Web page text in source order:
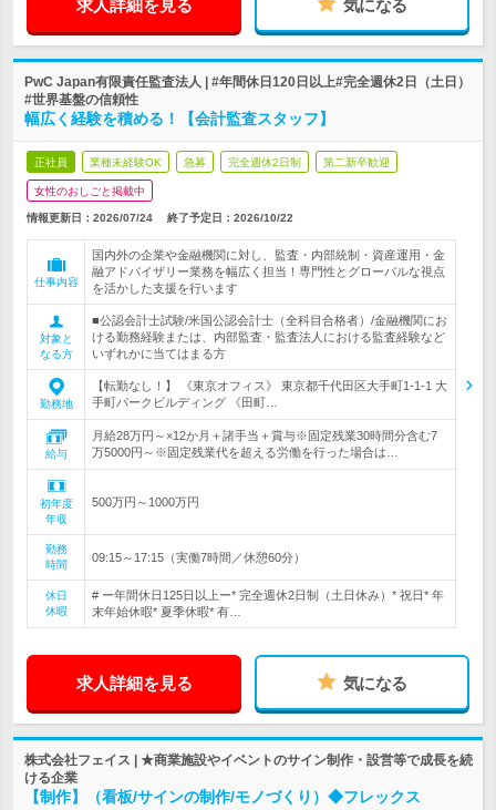
求人詳細を見る 気になる
PwC Japan有限責任監査法人 | #年間休日120日以上#完全週休2日（土日）
#世界基盤の信頼性
幅広く経験を積める！【会計監査スタッフ】
正社員 業種未経験OK 急募 完全週休2日制 第二新卒歓迎
女性のおしごと掲載中
情報更新日：2026/07/24 終了予定日： 2026/10/22
仕事内容
国内外の企業や金融機関に対し、監査・内部統制・資産運用・金
融アドバイザリー業務を幅広く担当！専門性とグローバルな視点
を活かした支援を行います
対象と
なる方
■公認会計士試験/米国公認会計士（全科目合格者）/金融機関にお
ける勤務経験または、内部監査・監査法人における監査経験など
いずれかに当てはまる方
勤務地
【転勤なし！】 《東京オフィス》 東京都千代田区大手町1-1-1 大
手町パークビルディング 《田町…
給与
月給28万円～×12か月＋諸手当＋賞与※固定残業30時間分含む7
万5000円～※固定残業代を超える労働を行った場合は…
初年度
年収
500万円～1000万円
勤務
時間
09:15～17:15（実働7時間／休憩60分）
休日
休暇
# ー年間休日125日以上ー* 完全週休2日制（土日休み）* 祝日* 年
末年始休暇* 夏季休暇* 有…
求人詳細を見る 気になる
株式会社フェイス | ★商業施設やイベントのサイン制作・設営等で成長を続
ける企業
【制作】（看板/サインの制作/モノづくり）◆フレックス